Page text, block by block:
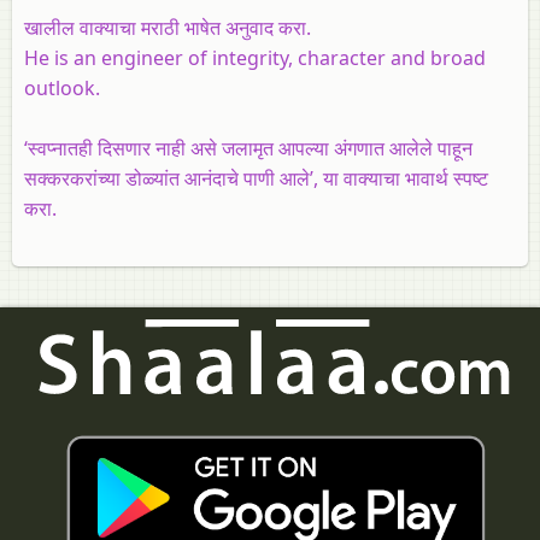
खालील वाक्याचा मराठी भाषेत अनुवाद करा.
He is an engineer of integrity, character and broad
outlook.
‘स्वप्नातही दिसणार नाही असे जलामृत आपल्या अंगणात आलेले पाहून
सक्करकरांच्या डोळ्यांत आनंदाचे पाणी आले’, या वाक्याचा भावार्थ स्पष्ट
करा.